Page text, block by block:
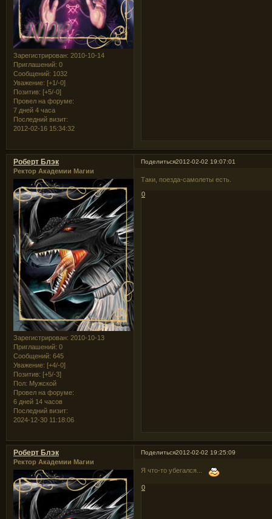
Зарегистрирован: 2010-10-14
Приглашений: 0
Сообщений: 1032
Уважение: [+1/-0]
Позитив: [+5/-0]
Провел на форуме:
7 дней 4 часа
Последний визит:
2012-02-16 15:34:32
Поделиться2012-02-02 19:07:01
Роберт Блэк
Ректор Академии Магии
Зарегистрирован: 2010-10-13
Приглашений: 0
Сообщений: 645
Уважение: [+4/-0]
Позитив: [+5/-3]
Пол: Мужской
Провел на форуме:
6 дней 14 часов
Последний визит:
2024-12-30 11:18:06
Таки, поезда-самолеты есть.
0
Поделиться2012-02-02 19:25:09
Роберт Блэк
Ректор Академии Магии
Я что-то убегался...
0